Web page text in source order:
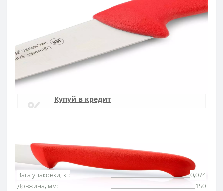
Основні характеристики Всі характеристики
Вага упаковки, кг:
0,074
Довжина, мм:
150
Швидка доставка
Доставка протягом 1-3 днів по Україні
Гарантія якості
10 років гарантія на ножі
Купуй в кредит